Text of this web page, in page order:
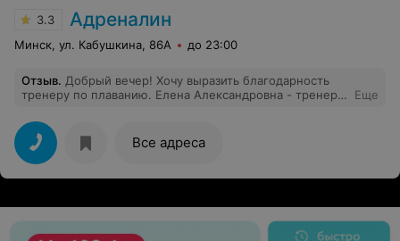
3.3 Адреналин
Минск, ул. Кабушкина, 86А до 23:00
Отзыв. Добрый вечер! Хочу выразить благодарность
тренеру по плаванию. Елена Александровна - тренер
самое главное они ее уважают.Рекомендую!
Еще
Все адреса